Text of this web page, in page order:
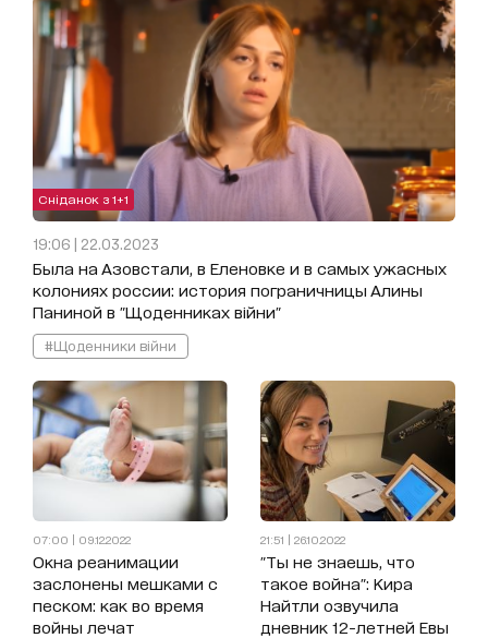
Сніданок з 1+1
19:06 | 22.03.2023
Была на Азовстали, в Еленовке и в самых ужасных
колониях россии: история пограничницы Алины
Паниной в "Щоденниках війни"
#Щоденники війни
07:00 | 09.12.2022
Окна реанимации
заслонены мешками с
песком: как во время
войны лечат
21:51 | 26.10.2022
"Ты не знаешь, что
такое война": Кира
Найтли озвучила
дневник 12-летней Евы